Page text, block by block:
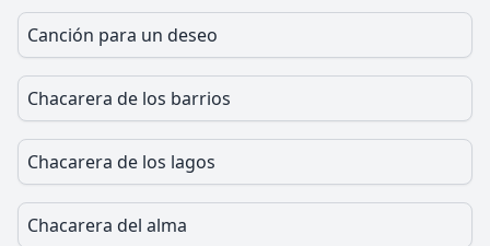
Canción para un deseo
Chacarera de los barrios
Chacarera de los lagos
Chacarera del alma